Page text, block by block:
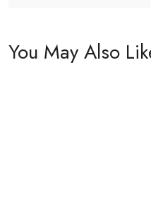
You May Also